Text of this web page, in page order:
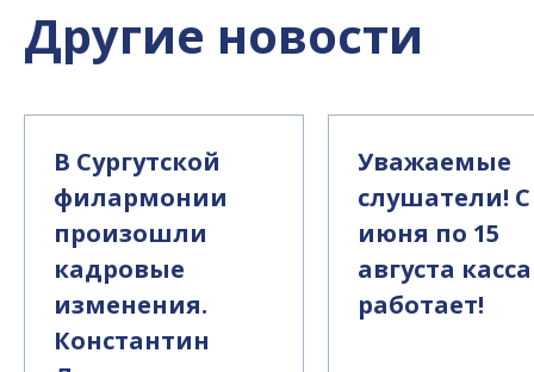
Другие новости
В Сургутской
филармонии
произошли
кадровые
изменения.
Константин
Уважаемые
слушатели! С
июня по 15
августа
работает!